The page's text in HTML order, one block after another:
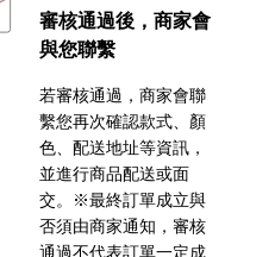
審核通過後，商家會
與您聯繫
若審核通過，商家會聯
繫您再次確認款式、顏
色、配送地址等資訊，
並進行商品配送或面
交。※最終訂單成立與
否須由商家通知，審核
通過不代表訂單一定成